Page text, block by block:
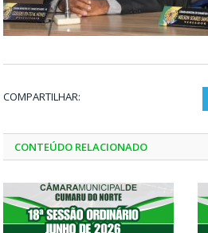
COMPARTILHAR:
CONTEÚDO RELACIONADO